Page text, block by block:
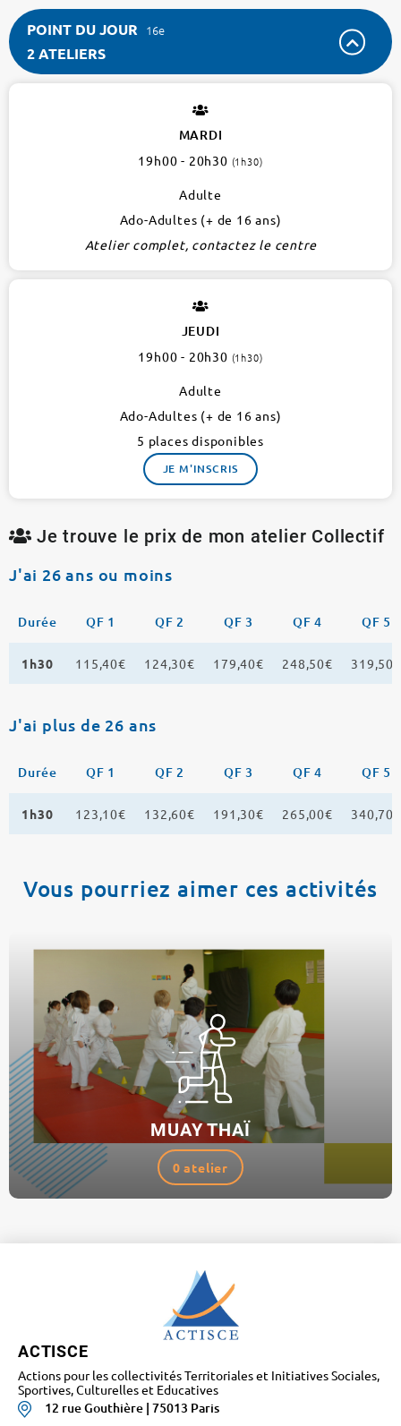
POINT DU JOUR 16e
2 ATELIERS
MARDI
19h00 - 20h30 (1h30)
Adulte
Ado-Adultes (+ de 16 ans)
Atelier complet, contactez le centre
JEUDI
19h00 - 20h30 (1h30)
Adulte
Ado-Adultes (+ de 16 ans)
5 places disponibles
JE M'INSCRIS
Je trouve le prix de mon atelier Collectif
J'ai 26 ans ou moins
Durée QF 1 QF 2 QF 3 QF 4 QF 5
1h30 115,40€ 124,30€ 179,40€ 248,50€ 319,50€
J'ai plus de 26 ans
Durée QF 1 QF 2 QF 3 QF 4 QF 5
1h30 123,10€ 132,60€ 191,30€ 265,00€ 340,70€
Vous pourriez aimer ces activités
MUAY THAÏ
0 atelier
ACTISCE
Actions pour les collectivités Territoriales et Initiatives Sociales,
Sportives, Culturelles et Educatives
12 rue Gouthière | 75013 Paris